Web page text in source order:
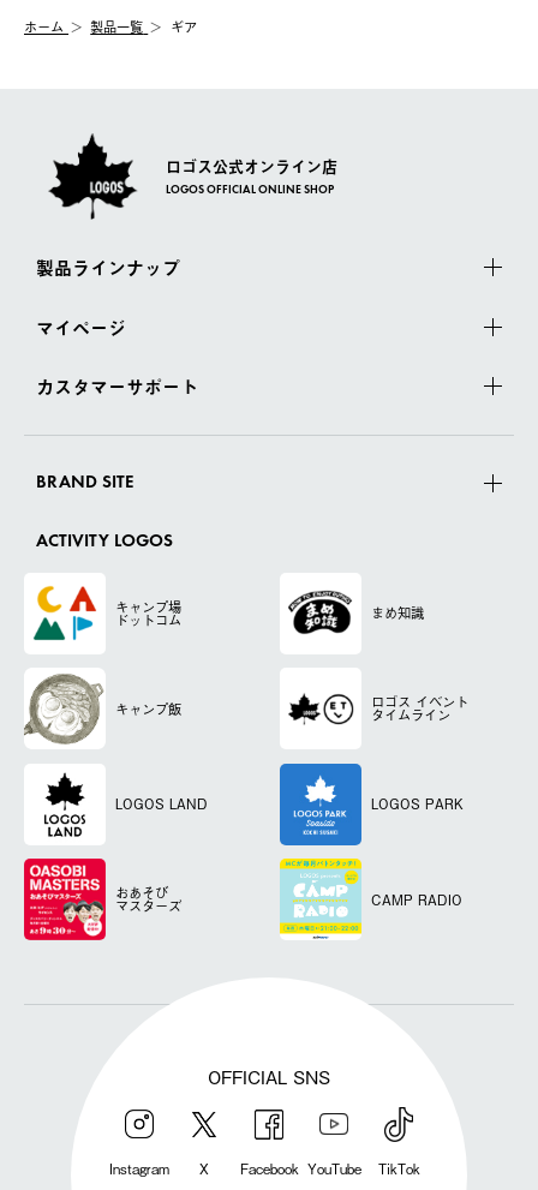
【配送業者】
佐川急便にて配送されます。
一度お手元の商品を返品いただき、ご希望商品を再注文してくだ
ホーム 製品一覧 ギア
ロゴス公式オンライン店
LOGOS OFFICIAL ONLINE SHOP
製品ラインナップ
マイページ
カスタマーサポート
BRAND SITE
ACTIVITY LOGOS
キャンプ場
ドットコム まめ知識
キャンプ飯 ロゴス イベント
タイムライン
LOGOS LAND LOGOS PARK
おあそび
マスターズ CAMP RADIO
OFFICIAL SNS
Instagram X Facebook YouTube TikTok